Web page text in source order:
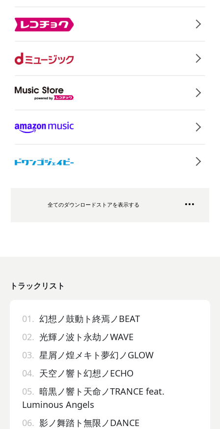
全てのダウンロードストアを表示する
トラックリスト
01. 幻想ノ鼓動ト終焉ノBEAT
02. 光輝ノ波ト永劫ノWAVE
03. 星屑ノ煌メキト夢幻ノGLOW
04. 天空ノ響ト幻想ノECHO
05. 暗黒ノ響ト天命ノTRANCE feat.
Luminous Angels
06. 影ノ舞踏ト無限ノDANCE